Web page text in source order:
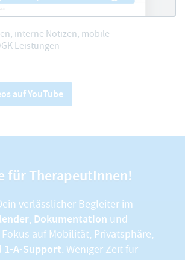
interne Notizen, mobile
Leistungen
auf YouTube
für TherapeutInnen!
verlässlicher Begleiter im
, Dokumentation und
auf Mobilität, Privatsphäre,
1-A-Support. Weniger Zeit für